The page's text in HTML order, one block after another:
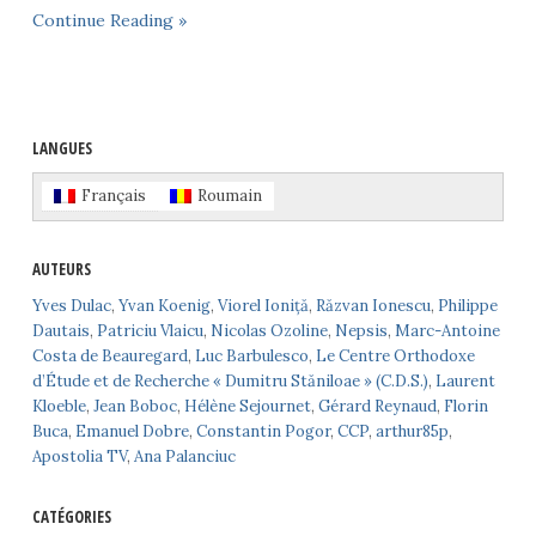
Continue Reading »
LANGUES
Français Roumain
AUTEURS
Yves Dulac, Yvan Koenig, Viorel Ioniță, Răzvan Ionescu, Philippe
Dautais, Patriciu Vlaicu, Nicolas Ozoline, Nepsis, Marc-Antoine
Costa de Beauregard, Luc Barbulesco, Le Centre Orthodoxe
d’Étude et de Recherche « Dumitru Stăniloae » (C.D.S.), Laurent
Kloeble, Jean Boboc, Hélène Sejournet, Gérard Reynaud, Florin
Buca, Emanuel Dobre, Constantin Pogor, CCP, arthur85p,
Apostolia TV, Ana Palanciuc
CATÉGORIES